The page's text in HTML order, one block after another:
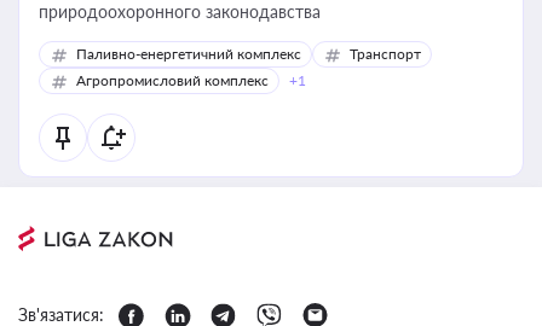
природоохоронного законодавства
Паливно-енергетичний комплекс
Транспорт
Агропромисловий комплекс
+1
Зв'язатися: